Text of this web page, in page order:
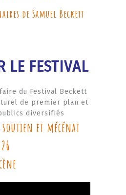
de Samuel Beckett
LE FESTIVAL
du Festival Beckett
de premier plan et
diversifiés
et mécénat